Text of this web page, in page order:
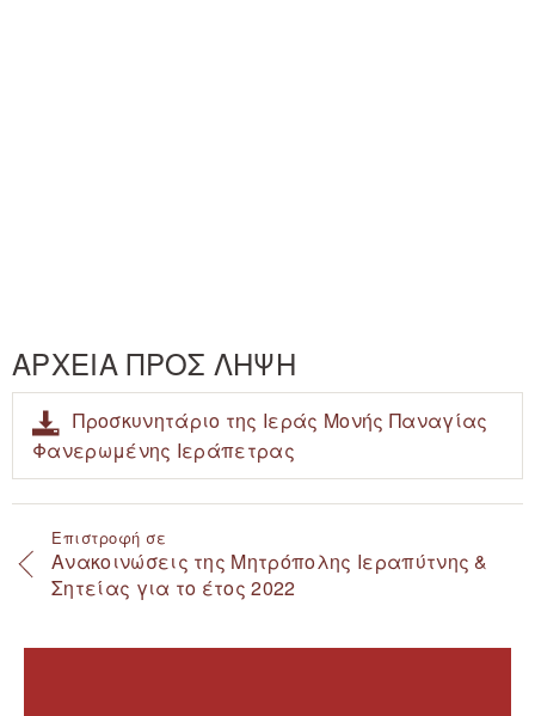
ΑΡΧΕΙΑ ΠΡΟΣ ΛΗΨΗ
Προσκυνητάριο της Ιεράς Μονής Παναγίας
Φανερωμένης Ιεράπετρας
Επιστροφή σε
Ανακοινώσεις της Μητρόπολης Ιεραπύτνης &
Σητείας για το έτος 2022